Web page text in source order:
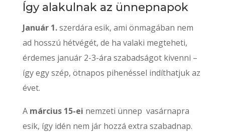
Így alakulnak az ünnepnapok
Január 1.szerdára esik, ami önmagában nem
ad hosszú hétvégét, de ha valaki megteheti,
érdemes január 2-3-ára szabadságot kivenni –
így egy szép, ötnapos pihenéssel indíthatjuk az
évet.
A március 15-ei nemzeti ünnep vasárnapra
esik, így idén nem jár hozzá extra szabadnap.